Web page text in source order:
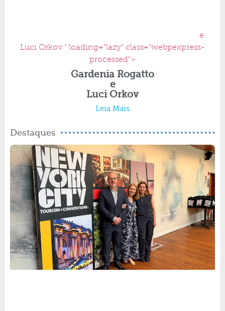
e
Luci Orkov " loading="lazy" class="webpexpress-
processed">
Gardenia Rogatto
e
Luci Orkov
Leia Mais
Destaques